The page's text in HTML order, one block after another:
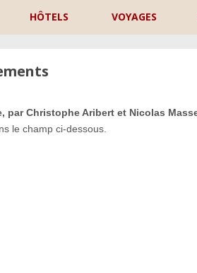
HÔTELS VOYAGES
par Christophe Aribert et Nicolas
le champ ci-dessous.